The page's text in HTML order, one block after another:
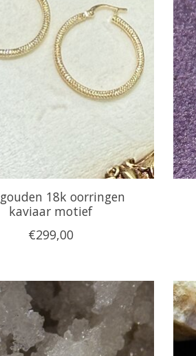
18k oorringen
kaviaar motief
€299,00